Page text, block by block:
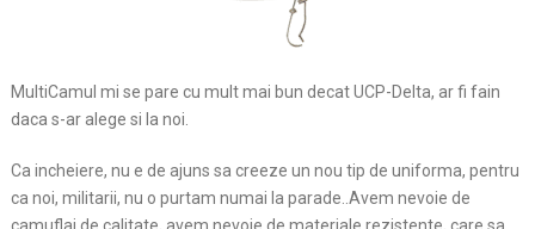
MultiCamul mi se pare cu mult mai bun decat UCP-Delta, ar fi fain
daca s-ar alege si la noi.
Ca incheiere, nu e de ajuns sa creeze un nou tip de uniforma, pentru
ca noi, militarii, nu o purtam numai la parade..Avem nevoie de